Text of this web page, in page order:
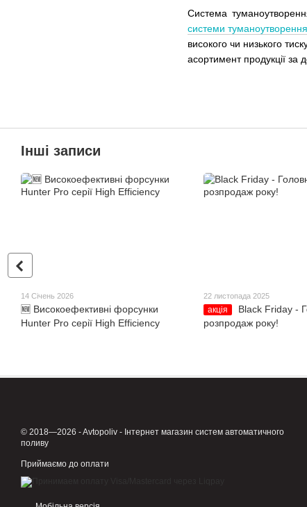
Система
системи туманоутворення
високого чи низького
асортимент продукції за
Інші записи
14 Січень 2026
🆕 Високоефективні форсунки
Hunter Pro серії High Efficiency
22 листопада 2025
акція
Black Friday -
розпродаж року!
© 2018—2026 - Avtopoliv - Інтернет магазин систем автоматичного
поливу
Приймаємо до оплати